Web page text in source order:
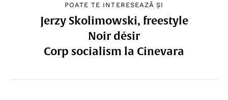
POATE TE INTERESEAZĂ ȘI
Jerzy Skolimowski, freestyle
Noir désir
Corp socialism la Cinevara